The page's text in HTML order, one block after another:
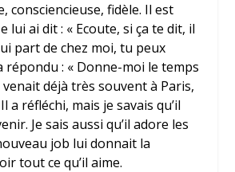
consciencieuse, fidèle. Il est
lui ai dit : « Ecoute, si ça te dit, il
part de chez moi, tu peux
répondu : « Donne-moi le temps
déjà très souvent à Paris,
a réfléchi, mais je savais qu’il
Je sais aussi qu’il adore les
job lui donnait la
tout ce qu’il aime.